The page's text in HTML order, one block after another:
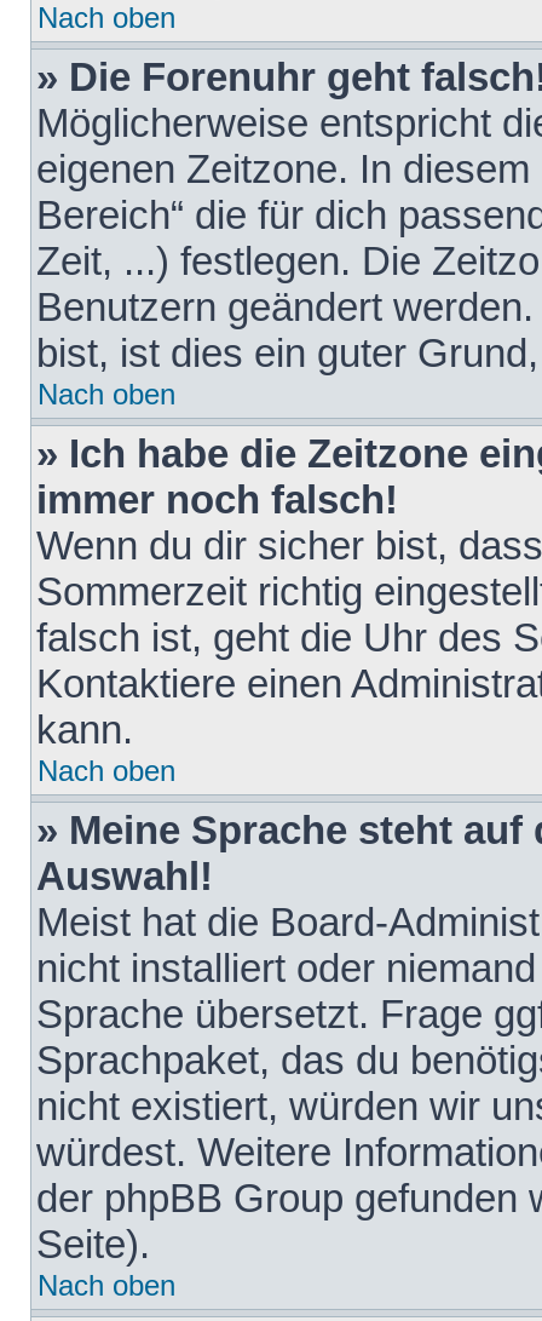
Nach oben
» Die Forenuhr geht
Möglicherweise entspricht
eigenen Zeitzone. In
Bereich“ die für dich
Zeit, ...) festlegen. Die
Benutzern geändert
bist, ist dies ein guter
Nach oben
» Ich habe die Zeitzone
immer noch falsch!
Wenn du dir sicher bist,
Sommerzeit richtig
falsch ist, geht die Uhr des
Kontaktiere einen
kann.
Nach oben
» Meine Sprache steht
Auswahl!
Meist hat die Board-
nicht installiert oder
Sprache übersetzt. Frage
Sprachpaket, das du
nicht existiert, würden wir
würdest. Weitere
der phpBB Group gefunden
Seite).
Nach oben